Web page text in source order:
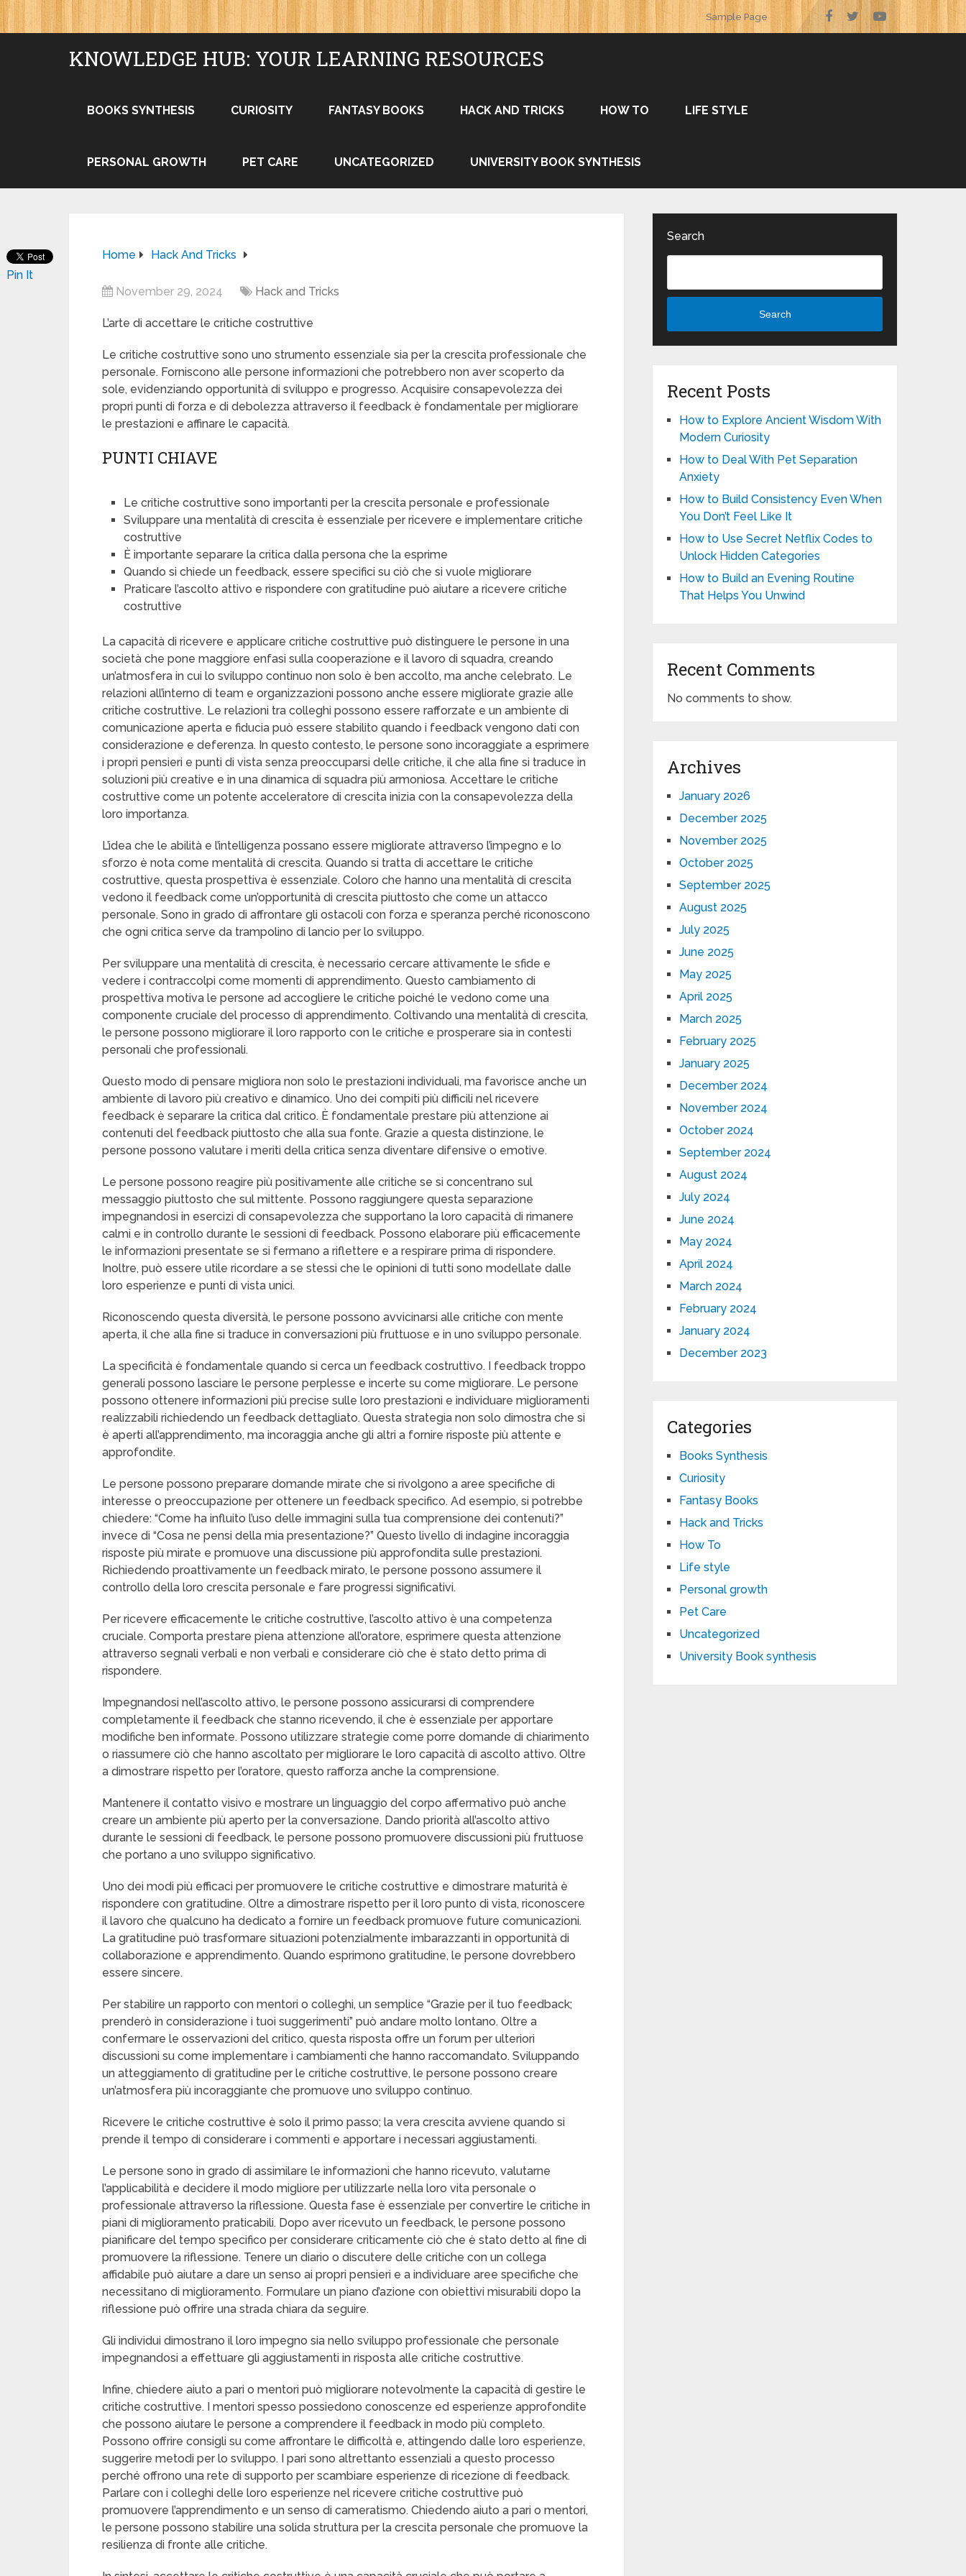
Sample Page
KNOWLEDGE HUB: YOUR LEARNING RESOURCES
BOOKS SYNTHESIS CURIOSITY FANTASY BOOKS HACK AND TRICKS HOW TO LIFE STYLE
PERSONAL GROWTH PET CARE UNCATEGORIZED UNIVERSITY BOOK SYNTHESIS
Home Hack And Tricks
November 29, 2024 Hack and Tricks
L’arte di accettare le critiche costruttive
Le critiche costruttive sono uno strumento essenziale sia per la crescita professionale che
personale. Forniscono alle persone informazioni che potrebbero non aver scoperto da
sole, evidenziando opportunità di sviluppo e progresso. Acquisire consapevolezza dei
propri punti di forza e di debolezza attraverso il feedback è fondamentale per migliorare
le prestazioni e affinare le capacità.
PUNTI CHIAVE
Le critiche costruttive sono importanti per la crescita personale e professionale
Sviluppare una mentalità di crescita è essenziale per ricevere e implementare critiche
costruttive
È importante separare la critica dalla persona che la esprime
Quando si chiede un feedback, essere specifici su ciò che si vuole migliorare
Praticare l’ascolto attivo e rispondere con gratitudine può aiutare a ricevere critiche
costruttive
La capacità di ricevere e applicare critiche costruttive può distinguere le persone in una
società che pone maggiore enfasi sulla cooperazione e il lavoro di squadra, creando
un’atmosfera in cui lo sviluppo continuo non solo è ben accolto, ma anche celebrato. Le
relazioni all’interno di team e organizzazioni possono anche essere migliorate grazie alle
critiche costruttive. Le relazioni tra colleghi possono essere rafforzate e un ambiente di
comunicazione aperta e fiducia può essere stabilito quando i feedback vengono dati con
considerazione e deferenza. In questo contesto, le persone sono incoraggiate a esprimere
i propri pensieri e punti di vista senza preoccuparsi delle critiche, il che alla fine si traduce in
soluzioni più creative e in una dinamica di squadra più armoniosa. Accettare le critiche
costruttive come un potente acceleratore di crescita inizia con la consapevolezza della
loro importanza.
L’idea che le abilità e l’intelligenza possano essere migliorate attraverso l’impegno e lo
sforzo è nota come mentalità di crescita. Quando si tratta di accettare le critiche
costruttive, questa prospettiva è essenziale. Coloro che hanno una mentalità di crescita
vedono il feedback come un’opportunità di crescita piuttosto che come un attacco
personale. Sono in grado di affrontare gli ostacoli con forza e speranza perché riconoscono
che ogni critica serve da trampolino di lancio per lo sviluppo.
Per sviluppare una mentalità di crescita, è necessario cercare attivamente le sfide e
vedere i contraccolpi come momenti di apprendimento. Questo cambiamento di
prospettiva motiva le persone ad accogliere le critiche poiché le vedono come una
componente cruciale del processo di apprendimento. Coltivando una mentalità di crescita,
le persone possono migliorare il loro rapporto con le critiche e prosperare sia in contesti
personali che professionali.
Questo modo di pensare migliora non solo le prestazioni individuali, ma favorisce anche un
ambiente di lavoro più creativo e dinamico. Uno dei compiti più difficili nel ricevere
feedback è separare la critica dal critico. È fondamentale prestare più attenzione ai
contenuti del feedback piuttosto che alla sua fonte. Grazie a questa distinzione, le
persone possono valutare i meriti della critica senza diventare difensive o emotive.
Le persone possono reagire più positivamente alle critiche se si concentrano sul
messaggio piuttosto che sul mittente. Possono raggiungere questa separazione
impegnandosi in esercizi di consapevolezza che supportano la loro capacità di rimanere
calmi e in controllo durante le sessioni di feedback. Possono elaborare più efficacemente
le informazioni presentate se si fermano a riflettere e a respirare prima di rispondere.
Inoltre, può essere utile ricordare a se stessi che le opinioni di tutti sono modellate dalle
loro esperienze e punti di vista unici.
Riconoscendo questa diversità, le persone possono avvicinarsi alle critiche con mente
aperta, il che alla fine si traduce in conversazioni più fruttuose e in uno sviluppo personale.
La specificità è fondamentale quando si cerca un feedback costruttivo. I feedback troppo
generali possono lasciare le persone perplesse e incerte su come migliorare. Le persone
possono ottenere informazioni più precise sulle loro prestazioni e individuare miglioramenti
realizzabili richiedendo un feedback dettagliato. Questa strategia non solo dimostra che si
è aperti all’apprendimento, ma incoraggia anche gli altri a fornire risposte più attente e
approfondite.
Le persone possono preparare domande mirate che si rivolgono a aree specifiche di
interesse o preoccupazione per ottenere un feedback specifico. Ad esempio, si potrebbe
chiedere: “Come ha influito l’uso delle immagini sulla tua comprensione dei contenuti?”
invece di “Cosa ne pensi della mia presentazione?” Questo livello di indagine incoraggia
risposte più mirate e promuove una discussione più approfondita sulle prestazioni.
Richiedendo proattivamente un feedback mirato, le persone possono assumere il
controllo della loro crescita personale e fare progressi significativi.
Per ricevere efficacemente le critiche costruttive, l’ascolto attivo è una competenza
cruciale. Comporta prestare piena attenzione all’oratore, esprimere questa attenzione
attraverso segnali verbali e non verbali e considerare ciò che è stato detto prima di
rispondere.
Impegnandosi nell’ascolto attivo, le persone possono assicurarsi di comprendere
completamente il feedback che stanno ricevendo, il che è essenziale per apportare
modifiche ben informate. Possono utilizzare strategie come porre domande di chiarimento
o riassumere ciò che hanno ascoltato per migliorare le loro capacità di ascolto attivo. Oltre
a dimostrare rispetto per l’oratore, questo rafforza anche la comprensione.
Mantenere il contatto visivo e mostrare un linguaggio del corpo affermativo può anche
creare un ambiente più aperto per la conversazione. Dando priorità all’ascolto attivo
durante le sessioni di feedback, le persone possono promuovere discussioni più fruttuose
che portano a uno sviluppo significativo.
Uno dei modi più efficaci per promuovere le critiche costruttive e dimostrare maturità è
rispondere con gratitudine. Oltre a dimostrare rispetto per il loro punto di vista, riconoscere
il lavoro che qualcuno ha dedicato a fornire un feedback promuove future comunicazioni.
La gratitudine può trasformare situazioni potenzialmente imbarazzanti in opportunità di
collaborazione e apprendimento. Quando esprimono gratitudine, le persone dovrebbero
essere sincere.
Per stabilire un rapporto con mentori o colleghi, un semplice “Grazie per il tuo feedback;
prenderò in considerazione i tuoi suggerimenti” può andare molto lontano. Oltre a
confermare le osservazioni del critico, questa risposta offre un forum per ulteriori
discussioni su come implementare i cambiamenti che hanno raccomandato. Sviluppando
un atteggiamento di gratitudine per le critiche costruttive, le persone possono creare
un’atmosfera più incoraggiante che promuove uno sviluppo continuo.
Ricevere le critiche costruttive è solo il primo passo; la vera crescita avviene quando si
prende il tempo di considerare i commenti e apportare i necessari aggiustamenti.
Le persone sono in grado di assimilare le informazioni che hanno ricevuto, valutarne
l’applicabilità e decidere il modo migliore per utilizzarle nella loro vita personale o
professionale attraverso la riflessione. Questa fase è essenziale per convertire le critiche in
piani di miglioramento praticabili. Dopo aver ricevuto un feedback, le persone possono
pianificare del tempo specifico per considerare criticamente ciò che è stato detto al fine di
promuovere la riflessione. Tenere un diario o discutere delle critiche con un collega
affidabile può aiutare a dare un senso ai propri pensieri e a individuare aree specifiche che
necessitano di miglioramento. Formulare un piano d’azione con obiettivi misurabili dopo la
riflessione può offrire una strada chiara da seguire.
Gli individui dimostrano il loro impegno sia nello sviluppo professionale che personale
impegnandosi a effettuare gli aggiustamenti in risposta alle critiche costruttive.
Infine, chiedere aiuto a pari o mentori può migliorare notevolmente la capacità di gestire le
critiche costruttive. I mentori spesso possiedono conoscenze ed esperienze approfondite
che possono aiutare le persone a comprendere il feedback in modo più completo.
Possono offrire consigli su come affrontare le difficoltà e, attingendo dalle loro esperienze,
suggerire metodi per lo sviluppo. I pari sono altrettanto essenziali a questo processo
perché offrono una rete di supporto per scambiare esperienze di ricezione di feedback.
Parlare con i colleghi delle loro esperienze nel ricevere critiche costruttive può
promuovere l’apprendimento e un senso di cameratismo. Chiedendo aiuto a pari o mentori,
le persone possono stabilire una solida struttura per la crescita personale che promuove la
resilienza di fronte alle critiche.
Pin It
Search
Search
Recent Posts
How to Explore Ancient Wisdom With
Modern Curiosity
How to Deal With Pet Separation
Anxiety
How to Build Consistency Even When
You Don’t Feel Like It
How to Use Secret Netflix Codes to
Unlock Hidden Categories
How to Build an Evening Routine
That Helps You Unwind
Recent Comments
No comments to show.
Archives
January 2026
December 2025
November 2025
October 2025
September 2025
August 2025
July 2025
June 2025
May 2025
April 2025
March 2025
February 2025
January 2025
December 2024
November 2024
October 2024
September 2024
August 2024
July 2024
June 2024
May 2024
April 2024
March 2024
February 2024
January 2024
December 2023
Categories
Books Synthesis
Curiosity
Fantasy Books
Hack and Tricks
How To
Life style
Personal growth
Pet Care
Uncategorized
University Book synthesis